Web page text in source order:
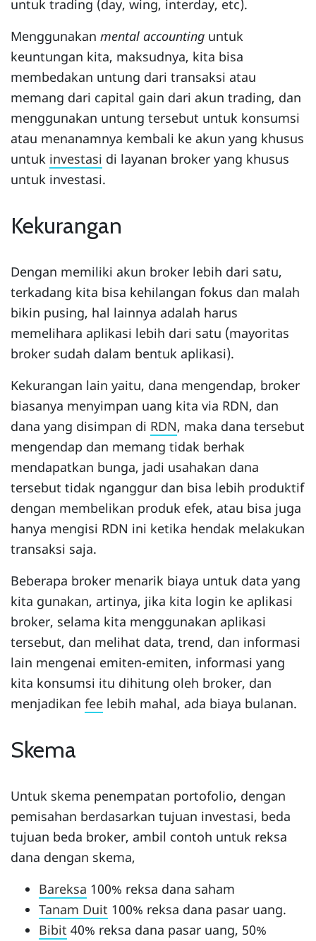
untuk trading (day, wing, interday, etc).
Menggunakan mental accounting untuk
keuntungan kita, maksudnya, kita bisa
membedakan untung dari transaksi atau
memang dari capital gain dari akun trading, dan
menggunakan untung tersebut untuk konsumsi
atau menanamnya kembali ke akun yang khusus
untuk investasi di layanan broker yang khusus
untuk investasi.
Kekurangan
Dengan memiliki akun broker lebih dari satu,
terkadang kita bisa kehilangan fokus dan malah
bikin pusing, hal lainnya adalah harus
memelihara aplikasi lebih dari satu (mayoritas
broker sudah dalam bentuk aplikasi).
Kekurangan lain yaitu, dana mengendap, broker
biasanya menyimpan uang kita via RDN, dan
dana yang disimpan di RDN, maka dana tersebut
mengendap dan memang tidak berhak
mendapatkan bunga, jadi usahakan dana
tersebut tidak nganggur dan bisa lebih produktif
dengan membelikan produk efek, atau bisa juga
hanya mengisi RDN ini ketika hendak melakukan
transaksi saja.
Beberapa broker menarik biaya untuk data yang
kita gunakan, artinya, jika kita login ke aplikasi
broker, selama kita menggunakan aplikasi
tersebut, dan melihat data, trend, dan informasi
lain mengenai emiten-emiten, informasi yang
kita konsumsi itu dihitung oleh broker, dan
menjadikan fee lebih mahal, ada biaya bulanan.
Skema
Untuk skema penempatan portofolio, dengan
pemisahan berdasarkan tujuan investasi, beda
tujuan beda broker, ambil contoh untuk reksa
dana dengan skema,
Bareksa 100% reksa dana saham
Tanam Duit 100% reksa dana pasar uang.
Bibit 40% reksa dana pasar uang, 50%